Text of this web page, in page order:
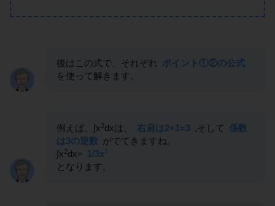
後はこの式で、それぞれ ポイント①②の公式
を使って解きます。
例えば、∫x2dxは、 右肩は2+1=3 ,そして 係数
は3の逆数 がでてきますね。
∫x2dx= 1/3x3
となります。